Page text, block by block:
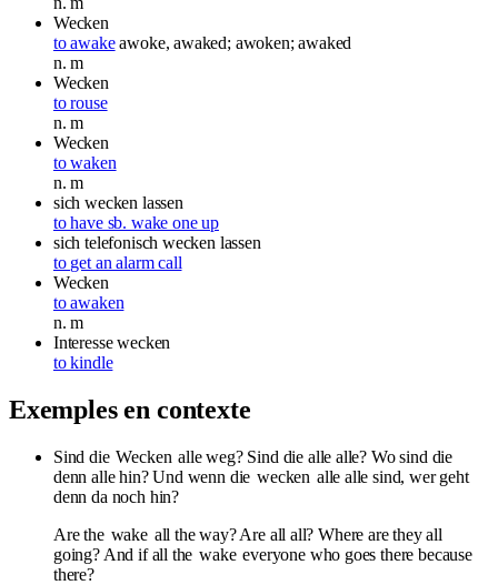
Wecken
to awake awoke, awaked; awoken; awaked
n.m
Wecken
to rouse
n.m
Wecken
to waken
n.m
sich wecken lassen
to have sb. wake one up
sich telefonisch wecken lassen
to get an alarm call
Wecken
to awaken
n.m
Interesse wecken
to kindle
Exemples en contexte
Sind die Wecken alle weg? Sind die alle alle? Wo sind die
denn alle hin? Und wenn die wecken alle alle sind, wer geht
denn da noch hin?
Are the wake all the way? Are all all? Where are they all
going? And if all the wake everyone who goes there because
there?